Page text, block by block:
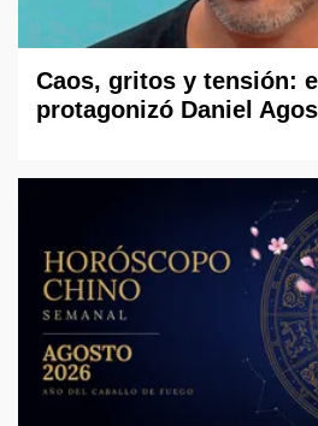
Caos, gritos y tensión:
protagonizó Daniel